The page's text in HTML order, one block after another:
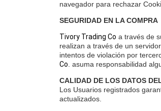
navegador para rechazar
SEGURIDAD EN LA COMPRA
Tivory Trading Co a través de
realizan a través de un
intentos de violación por
Co . asuma responsabilidad
CALIDAD DE LOS DATOS
Los Usuarios registrados
actualizados.